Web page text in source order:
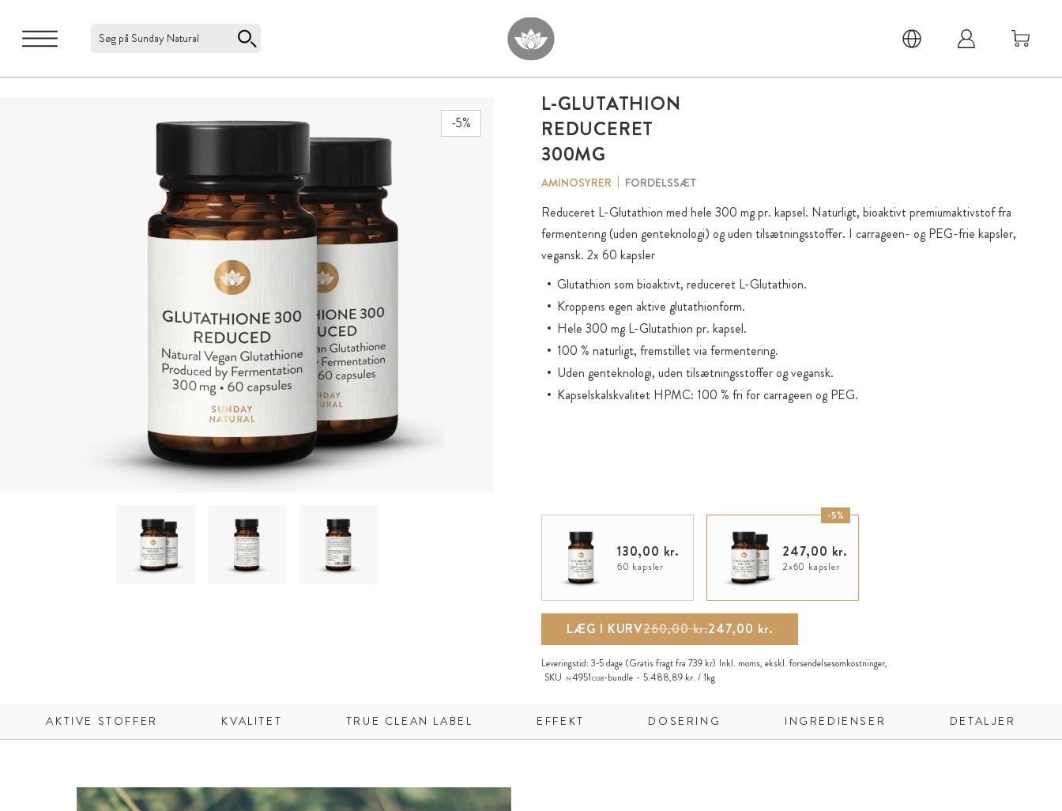
Søg på Sunday Natural
-5%
L-GLUTATHION
REDUCERET
300MG
AMINOSYRER FORDELSSÆT
Reduceret L-Glutathion med hele 300 mg pr. kapsel. Naturligt, bioaktivt premiumaktivstof fra
fermentering (uden genteknologi) og uden tilsætningsstoffer. I carrageen- og PEG-frie kapsler,
vegansk. 2x 60 kapsler
Glutathion som bioaktivt, reduceret L-Glutathion.
Kroppens egen aktive glutathionform.
Hele 300 mg L-Glutathion pr. kapsel.
100 % naturligt, fremstillet via fermentering.
Uden genteknologi, uden tilsætningsstoffer og vegansk.
Kapselskalskvalitet HPMC: 100 % fri for carrageen og PEG.
130,00 kr.
60 kapsler
-5%
247,00 kr.
2x60 kapsler
LÆG I KURV 247,00 kr.
260,00 kr.
Leveringstid: 3-5 dage (Gratis fragt fra 739 kr) Inkl. moms, ekskl. forsendelsesomkostninger,
SKU
N4951CGB-bundle 5.488,89 kr. / 1kg
AKTIVE STOFFER KVALITET TRUE CLEAN LABEL EFFEKT DOSERING INGREDIENSER DETALJER